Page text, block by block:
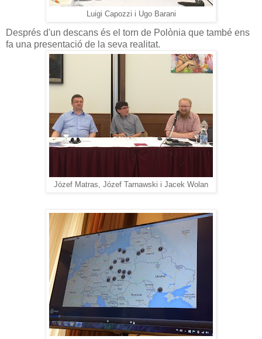
Luigi Capozzi i Ugo Barani
Després d'un descans és el torn de Polònia que també ens
fa una presentació de la seva realitat.
Józef Matras, Józef Tarnawski i Jacek Wolan